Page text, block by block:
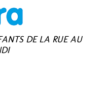
DE LA RUE AU